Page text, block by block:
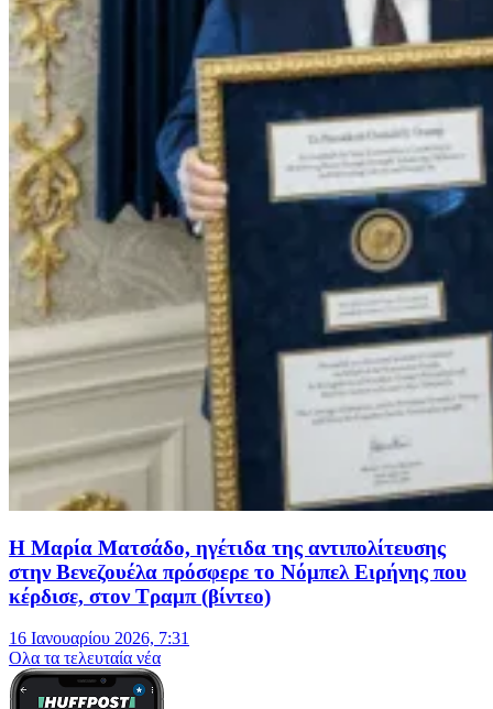
Η Μαρία Ματσάδο, ηγέτιδα της αντιπολίτευσης
στην Βενεζουέλα πρόσφερε το Νόμπελ Ειρήνης που
κέρδισε, στον Τραμπ (βίντεο)
16 Ιανουαρίου 2026, 7:31
Oλα τα τελευταία νέα